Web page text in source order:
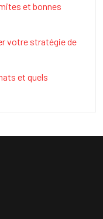
et bonnes
votre stratégie de
et quels